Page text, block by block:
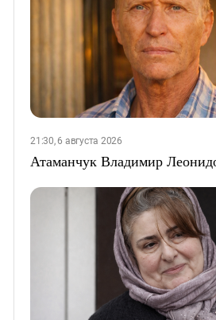
21:30, 6 августа 2026
Атаманчук Владимир